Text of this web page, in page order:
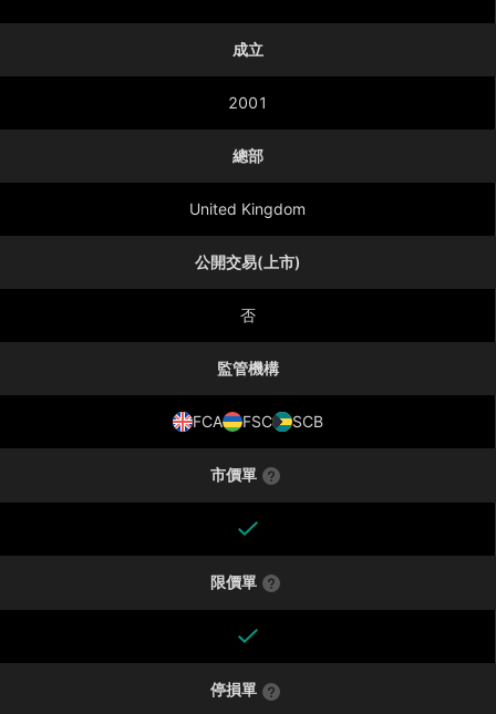
顯示更多
成立
2001
總部
United Kingdom
公開交易(上市)
否
監管機構
FCA FSC SCB
市價單
限價單
停損單